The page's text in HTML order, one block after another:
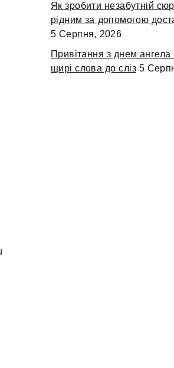
Як зробити незабутній
рідним за допомогою
5 Серпня, 2026
Привітання з днем
щирі слова до сліз 5